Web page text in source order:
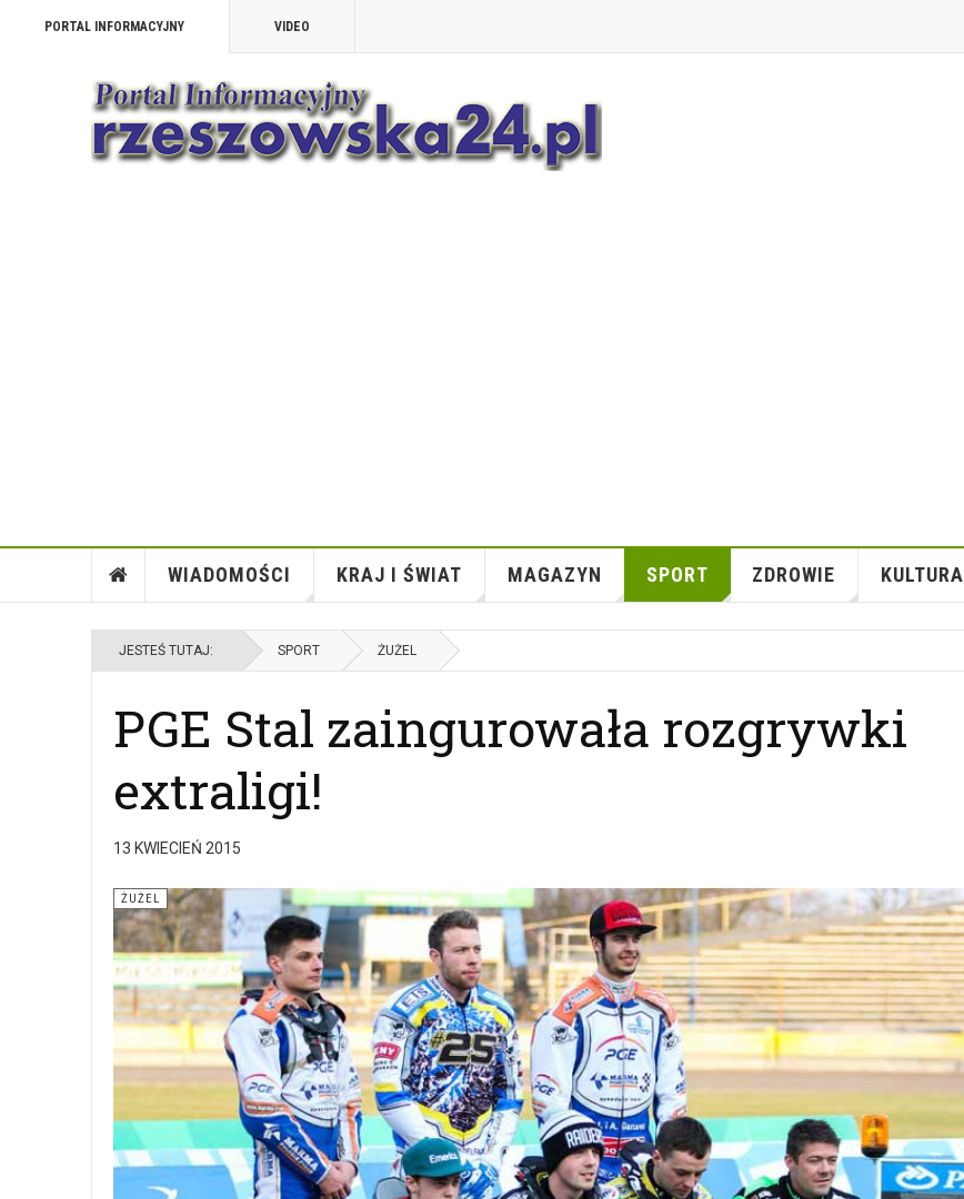
PORTAL INFORMACYJNY VIDEO
WIADOMOŚCI KRAJ I ŚWIAT MAGAZYN SPORT ZDROWIE KULTURA
JESTEŚ TUTAJ: SPORT ŻUŻEL
PGE Stal zaingurowała rozgrywki
extraligi!
13 KWIECIEŃ 2015
ŻUŻEL